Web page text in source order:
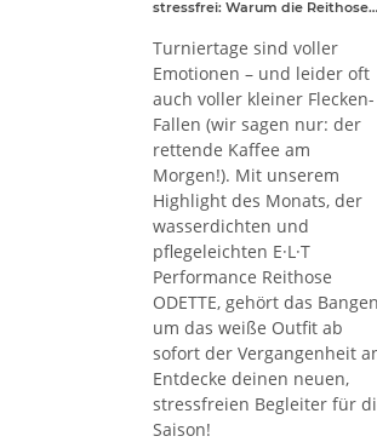
stressfrei: Warum die Reithose
have ist
Turniertage sind voller
Emotionen – und leider oft
auch voller kleiner Flecken-
Fallen (wir sagen nur: der
rettende Kaffee am
Morgen!). Mit unserem
Highlight des Monats, der
wasserdichten und
pflegeleichten E·L·T
Performance Reithose
ODETTE, gehört das Bangen
um das weiße Outfit ab
sofort der Vergangenheit
Entdecke deinen neuen,
stressfreien Begleiter für
Saison!